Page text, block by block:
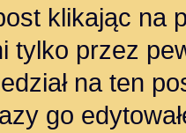
klikając na
tylko przez
na ten
go